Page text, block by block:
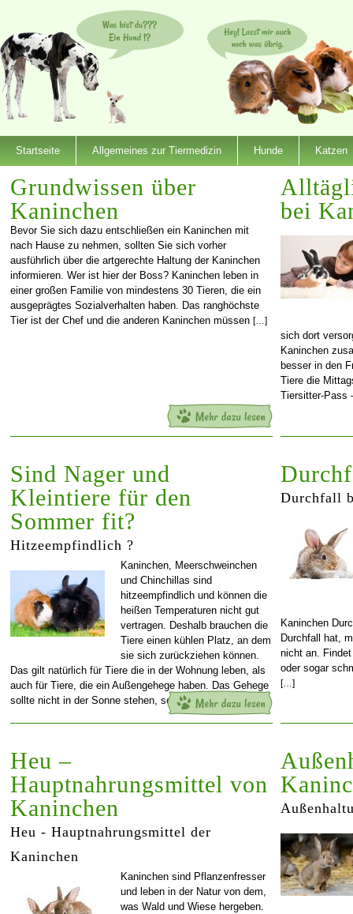
Startseite Allgemeines zur Tiermedizin Hunde Katzen
Grundwissen über
Kaninchen
Bevor Sie sich dazu entschließen ein Kaninchen mit
nach Hause zu nehmen, sollten Sie sich vorher
ausführlich über die artgerechte Haltung der Kaninchen
informieren. Wer ist hier der Boss? Kaninchen leben in
einer großen Familie von mindestens 30 Tieren, die ein
ausgeprägtes Sozialverhalten haben. Das ranghöchste
Tier ist der Chef und die anderen Kaninchen müssen […]
bei
sich dort
Kaninchen
besser in den
Tiere die
Tiersitter-Pass
Sind Nager und
Kleintiere für den
Sommer fit?
Hitzeempfindlich ?
Kaninchen, Meerschweinchen
und Chinchillas sind
hitzeempfindlich und können die
heißen Temperaturen nicht gut
vertragen. Deshalb brauchen die
Tiere einen kühlen Platz, an dem
sie sich zurückziehen können.
Das gilt natürlich für Tiere die in der Wohnung leben, als
auch für Tiere, die ein Außengehege haben. Das Gehege
sollte nicht in der Sonne stehen, sondern im[…]
Durchfall
Kaninchen
Durchfall hat,
nicht an.
oder sogar
[…]
Heu –
Hauptnahrungsmittel von
Kaninchen
Heu - Hauptnahrungsmittel der
Kaninchen
Kaninchen sind Pflanzenfresser
und leben in der Natur von dem,
was Wald und Wiese hergeben.